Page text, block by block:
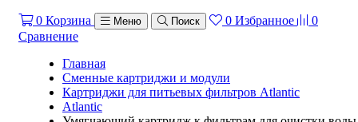
0 Корзина Меню Поиск 0 Избранное
0
Сравнение
Главная
Сменные картриджи и модули
Картриджи для питьевых фильтров Atlantic
Atlantic